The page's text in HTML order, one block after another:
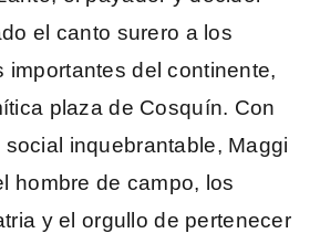
el canto surero a los
importantes del continente,
plaza de Cosquín. Con
inquebrantable, Maggi
hombre de campo, los
y el orgullo de pertenecer